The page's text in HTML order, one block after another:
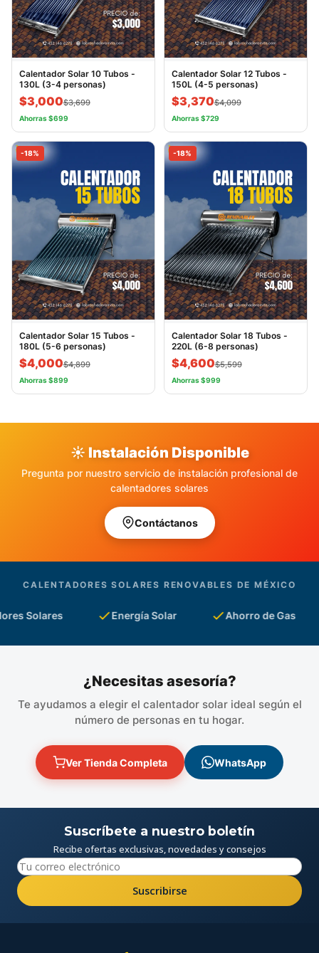
Calentador Solar 10 Tubos -
130L (3-4 personas)
$3,000$3,699
Ahorras $699
Calentador Solar 12 Tubos -
150L (4-5 personas)
$3,370$4,099
Ahorras $729
-18%
Calentador Solar 15 Tubos -
180L (5-6 personas)
$4,000$4,899
Ahorras $899
-18%
Calentador Solar 18 Tubos -
220L (6-8 personas)
$4,600$5,599
Ahorras $999
☀️ Instalación Disponible
Pregunta por nuestro servicio de instalación profesional de
calentadores solares
Contáctanos
CALENTADORES SOLARES RENOVABLES DE MÉXICO
Energía Solar Ahorro de Gas
¿Necesitas asesoría?
Te ayudamos a elegir el calentador solar ideal según el
número de personas en tu hogar.
Ver Tienda Completa WhatsApp
Suscríbete a nuestro boletín
Recibe ofertas exclusivas, novedades y consejos
Suscribirse